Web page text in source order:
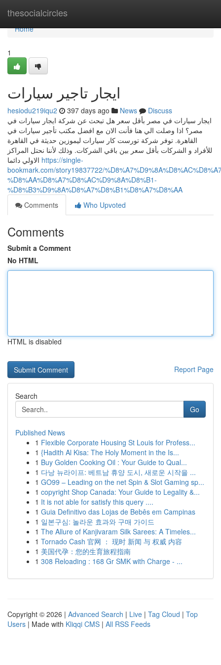
thesocialcircles
Home
Home
1
ايجار تاجير سيارات
hesiodu219iqu2 397 days ago News
Discuss
ايجار سيارات في مصر بأقل سعر هل تبحث عن شركة ايجار سيارات في
مصر؟ اذا وصلت الي هنا فأنت الان مع افضل مكتب تأجير سيارات في
القاهرة. توفر شركة تورست كار سيارات ليموزين حديثة في القاهرة
للأفراد و الشركات بأقل سعر بين باقي الشركات. وذلك لأننا نحتل المراكز
https://single-
bookmark.com/story19837722/
%D8%AA%D8%A7%D8%AC%D9%8A%D8%B1-
%D8%B3%D9%8A%D8%A7%D8%B1%D8%A7%D8%AA
Comments
Who Upvoted
Comments
Submit a Comment
No HTML
HTML is disabled
Report Page
Search
Go
Published News
1 Flexible Corporate Housing St Louis for Profess...
1 {Hadith Al Kisa: The Holy Moment in the Is...
1 Buy Golden Cooking Oil : Your Guide to Qual...
1 다낭 뉴라이프: 베트남 휴양 도시, 새로운 시작을 ...
1 GO99 – Leading on the net Spin & Slot Gaming sp...
1 copyright Shop Canada: Your Guide to Legality &...
1 It is not able for satisfy this query ....
1 Guia Definitivo das Lojas de Bebês em Campinas
1 일본구심: 놀라운 효과와 구매 가이드
1 The Allure of Kanjivaram Silk Sarees: A Timeles...
1 Tornado Cash 官网 ： 现时 新闻 与 权威 内容
1 美国代孕：您的生育旅程指南
1 308 Reloading : 168 Gr SMK with Charge - ...
Copyright © 2026 | Advanced Search | Live | Tag Cloud | Top
Users | Made with Kliqqi CMS | All RSS Feeds